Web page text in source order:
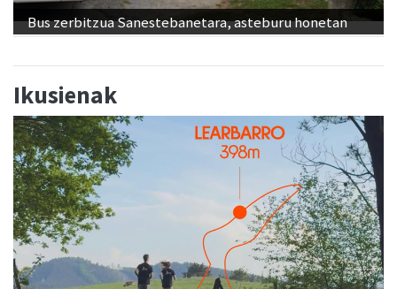
Bus zerbitzua Sanestebanetara, asteburu honetan
Ikusienak